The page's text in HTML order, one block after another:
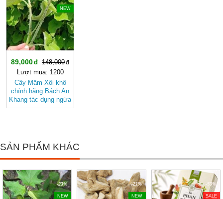
NEW
89,000
148,000
Lượt mua: 1200
Cây Mâm Xôi khô
chính hãng Bách An
Khang tác dụng ngừa
sỏi thận, tốt cho sức
SẢN PHẨM KHÁC
-23%
NEW
-21%
NEW
-53%
SALE